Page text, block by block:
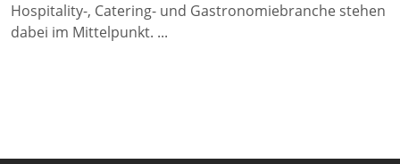
Hospitality-, Catering- und Gastronomiebranche stehen
dabei im Mittelpunkt. ...